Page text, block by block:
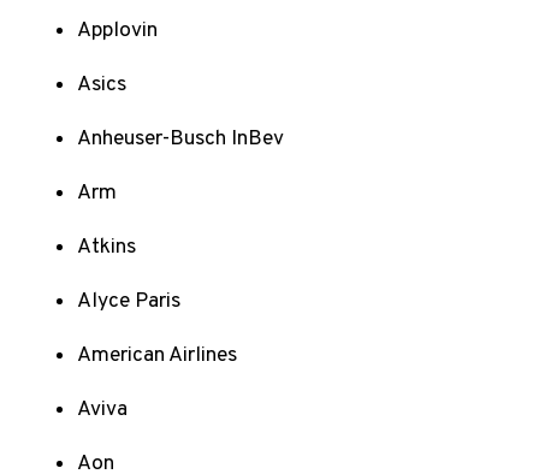
Applovin
Asics
Anheuser-Busch InBev
Arm
Atkins
Alyce Paris
American Airlines
Aviva
Aon